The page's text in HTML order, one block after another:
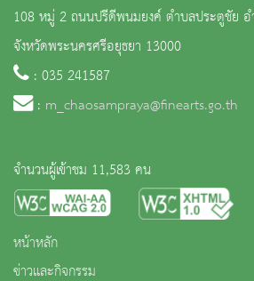
108 หมู่ 2 ถนนปรีดีพนมยงค์ ตำบลประตูชัย อ
จังหวัดพระนครศรีอยุธยา 13000
: 035 241587
: m_chaosampraya@finearts.go.th
จำนวนผู้เข้าชม 11,583 คน
หน้าหลัก
ข่าวและกิจกรรม